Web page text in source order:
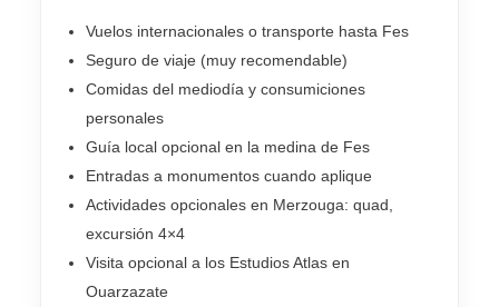
Vuelos internacionales o transporte hasta Fes
Seguro de viaje (muy recomendable)
Comidas del mediodía y consumiciones
personales
Guía local opcional en la medina de Fes
Entradas a monumentos cuando aplique
Actividades opcionales en Merzouga: quad,
excursión 4×4
Visita opcional a los Estudios Atlas en
Ouarzazate